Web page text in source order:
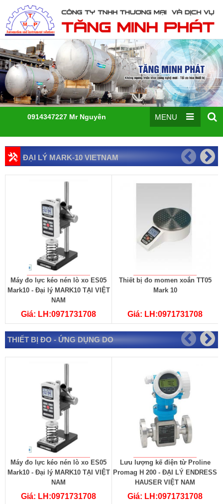
0914347227 Mr Nguyên MENU
ĐẠI LÝ MARK-10 VIETNAM
Máy đo lực kéo nén lò xo ES05
Mark10 - Đại lý MARK10 TẠI VIỆT
NAM
Giá: LH:0971731708
Thiết bị đo momen xoắn TT05
Mark 10
Giá: LH:0971731708
THIẾT BỊ ĐO - ỨNG DỤNG DO
Máy đo lực kéo nén lò xo ES05
Mark10 - Đại lý MARK10 TẠI VIỆT
NAM
Giá: LH:0971731708
Lưu lượng kế điện từ Proline
Promag H 200 - ĐẠI LÝ ENDRESS
HAUSER VIỆT NAM
Giá: LH:0971731708